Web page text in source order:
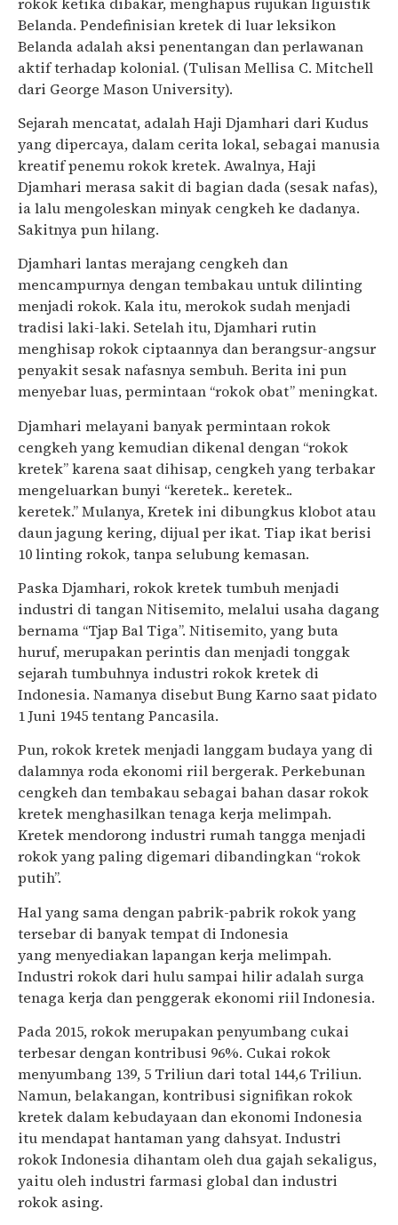
Belanda. Pendefinisian kretek di luar leksikon
Belanda adalah aksi penentangan dan perlawanan
aktif terhadap kolonial. (Tulisan Mellisa C. Mitchell
dari George Mason University).
Sejarah mencatat, adalah Haji Djamhari dari Kudus
yang dipercaya, dalam cerita lokal, sebagai manusia
kreatif penemu rokok kretek. Awalnya, Haji
Djamhari merasa sakit di bagian dada (sesak nafas),
ia lalu mengoleskan minyak cengkeh ke dadanya.
Sakitnya pun hilang.
Djamhari lantas merajang cengkeh dan
mencampurnya dengan tembakau untuk dilinting
menjadi rokok. Kala itu, merokok sudah menjadi
tradisi laki-laki. Setelah itu, Djamhari rutin
menghisap rokok ciptaannya dan berangsur-angsur
penyakit sesak nafasnya sembuh. Berita ini pun
menyebar luas, permintaan “rokok obat” meningkat.
Djamhari melayani banyak permintaan rokok
cengkeh yang kemudian dikenal dengan “rokok
kretek” karena saat dihisap, cengkeh yang terbakar
mengeluarkan bunyi “keretek.. keretek..
keretek.” Mulanya, Kretek ini dibungkus klobot atau
daun jagung kering, dijual per ikat. Tiap ikat berisi
10 linting rokok, tanpa selubung kemasan.
Paska Djamhari, rokok kretek tumbuh menjadi
industri di tangan Nitisemito, melalui usaha dagang
bernama “Tjap Bal Tiga”. Nitisemito, yang buta
huruf, merupakan perintis dan menjadi tonggak
sejarah tumbuhnya industri rokok kretek di
Indonesia. Namanya disebut Bung Karno saat pidato
1 Juni 1945 tentang Pancasila.
Pun, rokok kretek menjadi langgam budaya yang di
dalamnya roda ekonomi riil bergerak. Perkebunan
cengkeh dan tembakau sebagai bahan dasar rokok
kretek menghasilkan tenaga kerja melimpah.
Kretek mendorong industri rumah tangga menjadi
rokok yang paling digemari dibandingkan “rokok
putih”.
Hal yang sama dengan pabrik-pabrik rokok yang
tersebar di banyak tempat di Indonesia
yang menyediakan lapangan kerja melimpah.
Industri rokok dari hulu sampai hilir adalah surga
tenaga kerja dan penggerak ekonomi riil Indonesia.
Pada 2015, rokok merupakan penyumbang cukai
terbesar dengan kontribusi 96%. Cukai rokok
menyumbang 139, 5 Triliun dari total 144,6 Triliun.
Namun, belakangan, kontribusi signifikan rokok
kretek dalam kebudayaan dan ekonomi Indonesia
itu mendapat hantaman yang dahsyat. Industri
rokok Indonesia dihantam oleh dua gajah sekaligus,
yaitu oleh industri farmasi global dan industri
rokok asing.